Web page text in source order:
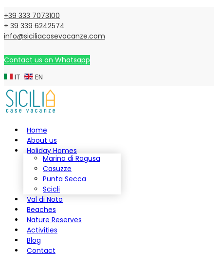
+39 333 7073100
+ 39 339 6242574
info@siciliacasevacanze.com
Contact us on Whatsapp
IT
EN
Home
About us
Holiday Homes
Marina di Ragusa
Casuzze
Punta Secca
Scicli
Val di Noto
Beaches
Nature Reserves
Activities
Blog
Contact